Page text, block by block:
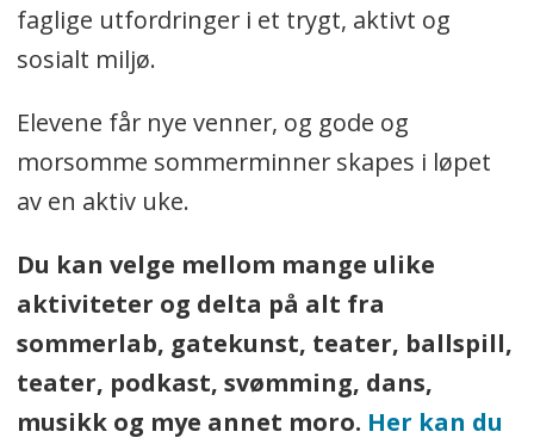
faglige utfordringer i et trygt, aktivt og
sosialt miljø.
Elevene får nye venner, og gode og
morsomme sommerminner skapes i løpet
av en aktiv uke.
Du kan velge mellom mange ulike
aktiviteter og delta på alt fra
sommerlab, gatekunst, teater, ballspill,
teater, podkast, svømming, dans,
musikk og mye annet moro. Her kan du